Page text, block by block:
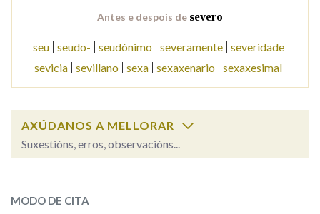
Na fraseoloxía
OUTRAS OPCIÓNS DE BUSCA
Antes e despois de severo
seu seudo- seudónimo severamente
severidade
sevicia sevillano sexa sexaxenario sexaxesimal
AXÚDANOS A MELLORAR
Suxestións, erros, observacións...
ESCOLLE UNHA OPCIÓN:
MODO DE CITA